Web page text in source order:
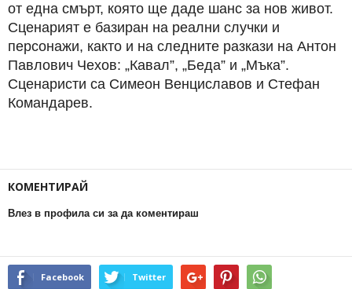
от една смърт, която ще даде шанс за нов живот.
Сценарият е базиран на реални случки и
персонажи, както и на следните разкази на Антон
Павлович Чехов: „Кавал”, „Беда” и „Мъка”.
Сценаристи са Симеон Венциславов и Стефан
Командарев.
КОМЕНТИРАЙ
Влез в профила си за да коментираш
Facebook Twitter